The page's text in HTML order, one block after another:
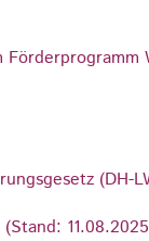
(DH-